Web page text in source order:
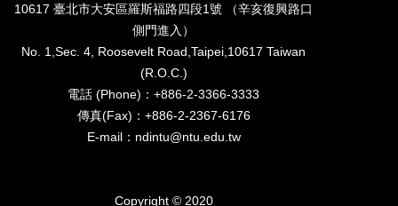
區
所
10617 臺北市⼤安區羅斯福路四段1號 （辛亥復興路⼝
側⾨進入）
No. 1,Sec. 4, Roosevelt Road,Taipei,10617 Taiwan
(R.O.C.)
電話 (Phone)：+886-2-3366-3333
傳真(Fax)：+886-2-2367-6176
E-mail：ndintu@ntu.edu.tw
Copyright © 2020